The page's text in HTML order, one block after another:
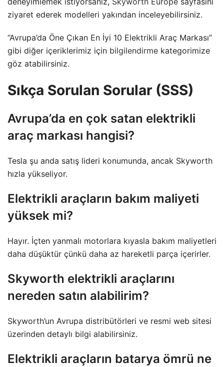
ziyaret ederek modelleri yakından inceleyebilirsiniz.
“Avrupa’da Öne Çıkan En İyi 10 Elektrikli Araç Markası”
gibi diğer içeriklerimiz için bilgilendirme kategorimize
göz atabilirsiniz.
Sıkça Sorulan Sorular (SSS)
Avrupa’da en çok satan elektrikli
araç markası hangisi?
Tesla şu anda satış lideri konumunda, ancak Skyworth
hızla yükseliyor.
Elektrikli araçların bakım maliyeti
yüksek mi?
Hayır. İçten yanmalı motorlara kıyasla bakım maliyetleri
daha düşüktür çünkü daha az hareketli parça içerirler.
Skyworth elektrikli araçlarını
nereden satın alabilirim?
Skyworth’un Avrupa distribütörleri ve resmi web sitesi
üzerinden detaylı bilgi alabilirsiniz.
Elektrikli araçların batarya ömrü ne